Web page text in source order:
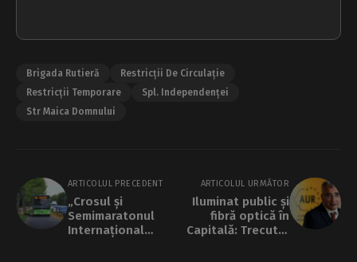
Brigada Rutieră
Restricții De Circulație
Restricții Temporare
Spl. Independenței
Str Maica Domnului
ARTICOLUL PRECEDENT
„Crosul și
Semimaratonul
Internațional
ARTICOLUL URMĂTOR
Iluminat public și
fibră optică în
Capitală: Trecutul